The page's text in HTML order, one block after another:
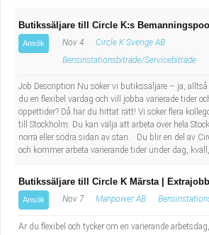
Butikssäljare till Circle K:s
Ansök Nov 4
Circle K Sverige AB
Bensinstationsbiträde/Servicebiträde
Job Description Nu söker vi butikssäljare – ja,
du en flexibel vardag och vill jobba varierade tider
öppettider? Då har du hittat rätt! Vi söker flera
till Stockholm. Du kan välja att arbeta över hela
norra eller södra sidan av stan. Du blir en del av
och kommer arbeta varierande tider under dag,
Butikssäljare till Circle K Märsta | Extrajobb
Ansök Nov 7 Manpower AB
Är du flexibel och tycker om en varierande